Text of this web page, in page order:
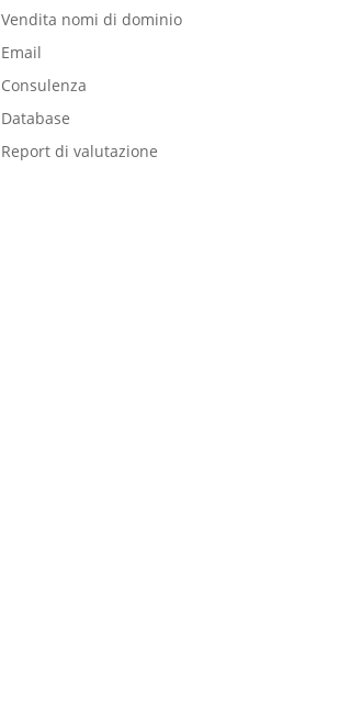
Vendita nomi di dominio
Email
Consulenza
Database
Report di valutazione